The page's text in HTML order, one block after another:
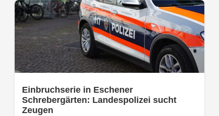
Einbruchserie in Eschener
Schrebergärten: Landespolizei sucht
Zeugen